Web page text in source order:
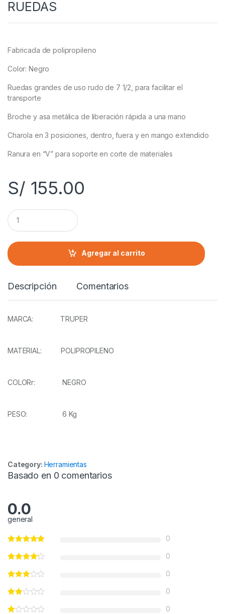
RUEDAS
Fabricada de polipropileno
Color: Negro
Ruedas grandes de uso rudo de 7 1/2, para facilitar el
transporte
Broche y asa metálica de liberación rápida a una mano
Charola en 3 posiciones, dentro, fuera y en mango extendido
Ranura en “V” para soporte en corte de materiales
S/ 155.00
C
a
n
i
d
Agregar al carrito
Descripción Comentarios
MARCA: TRUPER
MATERIAL: POLIPROPILENO
COLORr: NEGRO
PESO: 6 Kg
Category: Herramientas
Basado en 0 comentarios
0.0
general
0
0
0
0
0